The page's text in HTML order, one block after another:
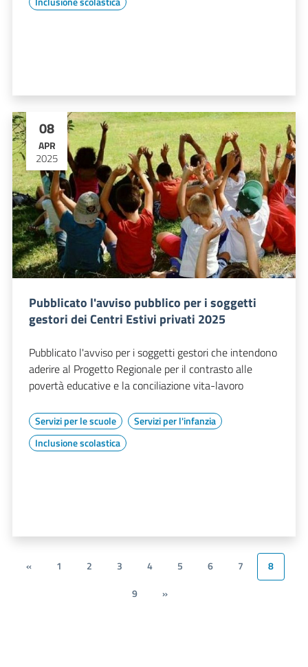
08
APR
2025
Pubblicato l'avviso pubblico per i soggetti
gestori dei Centri Estivi privati 2025
Pubblicato l'avviso per i soggetti gestori che intendono
aderire al Progetto Regionale per il contrasto alle
povertà educative e la conciliazione vita-lavoro
Servizi per le scuole
Servizi per l'infanzia
Inclusione scolastica
« 1 2 3 4 5 6 7
8
9
»